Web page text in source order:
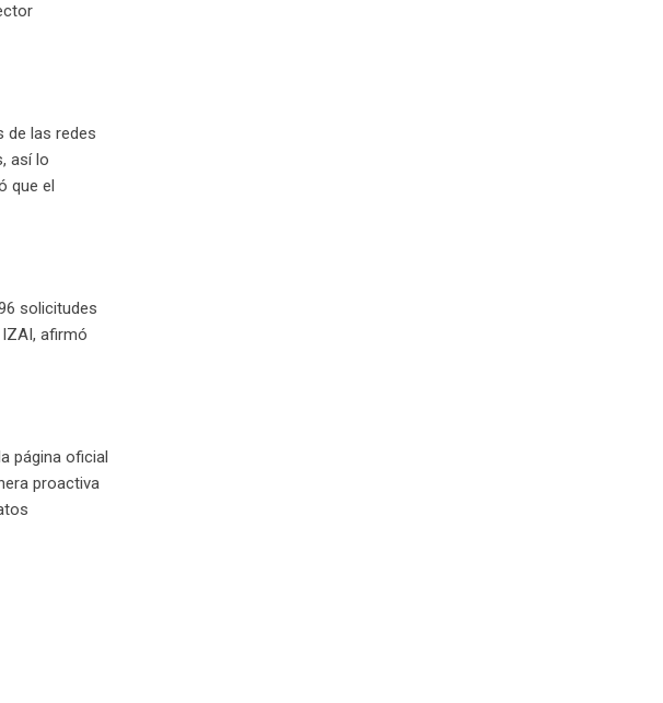
de las redes
así lo
que el
solicitudes
afirmó
página oficial
proactiva